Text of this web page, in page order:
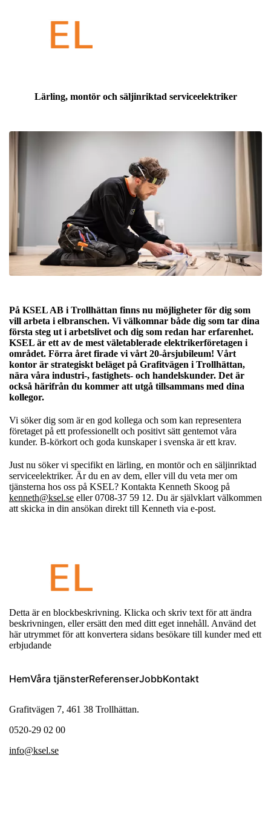
Lärling, montör och säljinriktad serviceelektriker
På KSEL AB i Trollhättan finns nu möjligheter för dig som
vill arbeta i elbranschen. Vi välkomnar både dig som tar dina
första steg ut i arbetslivet och dig som redan har erfarenhet.
KSEL är ett av de mest väletablerade elektrikerföretagen i
området. Förra året firade vi vårt 20-årsjubileum! Vårt
kontor är strategiskt beläget på Grafitvägen i Trollhättan,
nära våra industri-, fastighets- och handelskunder. Det är
också härifrån du kommer att utgå tillsammans med dina
kollegor.
Vi söker dig som är en god kollega och som kan representera
företaget på ett professionellt och positivt sätt gentemot våra
kunder. B-körkort och goda kunskaper i svenska är ett krav.
Just nu söker vi specifikt en lärling, en montör och en säljinriktad
serviceelektriker. Är du en av dem, eller vill du veta mer om
tjänsterna hos oss på KSEL? Kontakta Kenneth Skoog på
kenneth@ksel.se eller 0708-37 59 12. Du är självklart välkommen
att skicka in din ansökan direkt till Kenneth via e-post.
Detta är en blockbeskrivning. Klicka och skriv text för att ändra
beskrivningen, eller ersätt den med ditt eget innehåll. Använd det
här utrymmet för att konvertera sidans besökare till kunder med ett
erbjudande
HemVåra tjänsterReferenserJobbKontakt
Grafitvägen 7, 461 38 Trollhättan.
0520-29 02 00
info@ksel.se